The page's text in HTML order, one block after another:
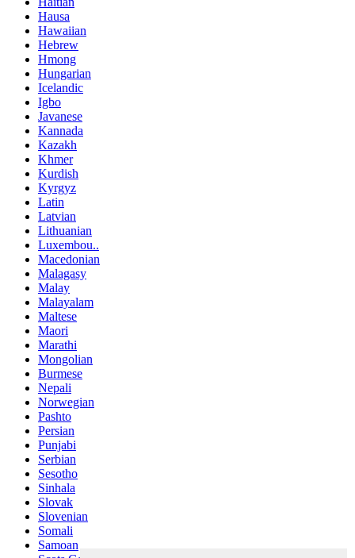
Hausa
Hawaiian
Hebrew
Hmong
Hungarian
Icelandic
Igbo
Javanese
Kannada
Kazakh
Khmer
Kurdish
Kyrgyz
Latin
Latvian
Lithuanian
Luxembou..
Macedonian
Malagasy
Malay
Malayalam
Maltese
Maori
Marathi
Mongolian
Burmese
Nepali
Norwegian
Pashto
Persian
Punjabi
Serbian
Sesotho
Sinhala
Slovak
Slovenian
Somali
Samoan